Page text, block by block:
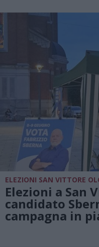
ELEZIONI SAN VITTORE
Elezioni a San
candidato
campagna in